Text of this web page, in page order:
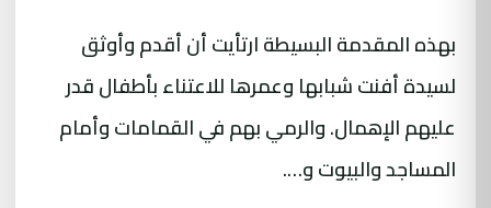
بهذه المقدمة البسيطة ارتأيت أن أقدم وأوثق
لسيدة أفنت شبابها وعمرها للاعتناء بأطفال قدر
عليهم الإهمال. والرمي بهم في القمامات وأمام
المساجد والبيوت و….